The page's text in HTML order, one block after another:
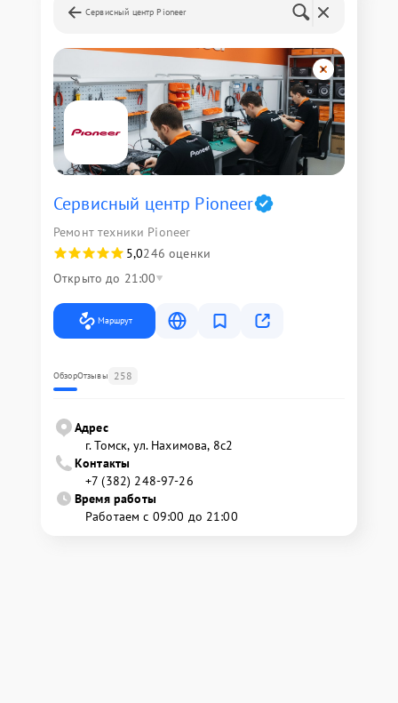
Сервисный центр Pioneer
Сервисный центр Pioneer
Ремонт техники Pioneer
5,0246 оценки
Открыто до 21:00
Маршрут
ОбзорОтзывы 258
Адрес
г. Томск, ул. Нахимова, 8с2
Контакты
+7 (382) 248-97-26
Время работы
Работаем с 09:00 до 21:00